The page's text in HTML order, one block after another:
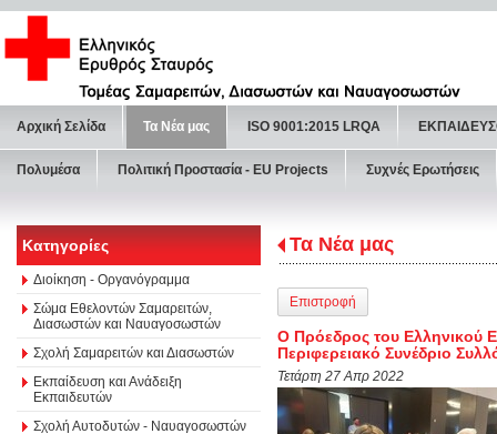
Αρχική Σελίδα Τα Νέα μας ISO 9001:2015 LRQA
Πολυμέσα Πολιτική Προστασία - ΕU Projects Συχνές Ερωτήσεις
Κατηγορίες
Διοίκηση - Οργανόγραμμα
Σώμα Εθελοντών Σαμαρειτών,
Διασωστών και Ναυαγοσωστών
Σχολή Σαμαρειτών και Διασωστών
Εκπαίδευση και Ανάδειξη
Εκπαιδευτών
Σχολή Αυτοδυτών - Ναυαγοσωστών
Τα Νέα μας
Επιστροφή
Ο Πρόεδρος του Ελληνικού
Περιφερειακό Συνέδριο
Τετάρτη 27 Απρ 2022